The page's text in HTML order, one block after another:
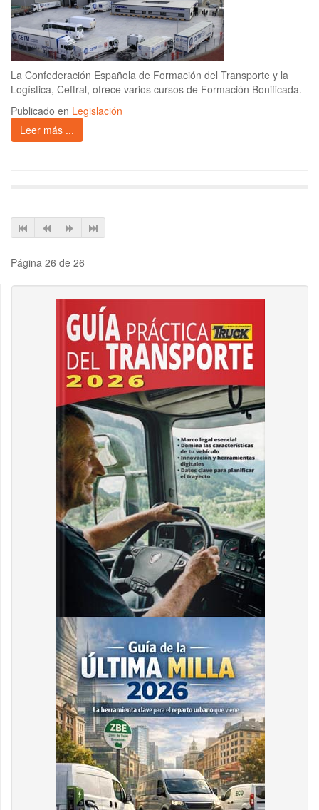
La Confederación Española de Formación del Transporte y la
Logística, Ceftral, ofrece varios cursos de Formación Bonificada.
Publicado en Legislación
Leer más ...
Página 26 de 26